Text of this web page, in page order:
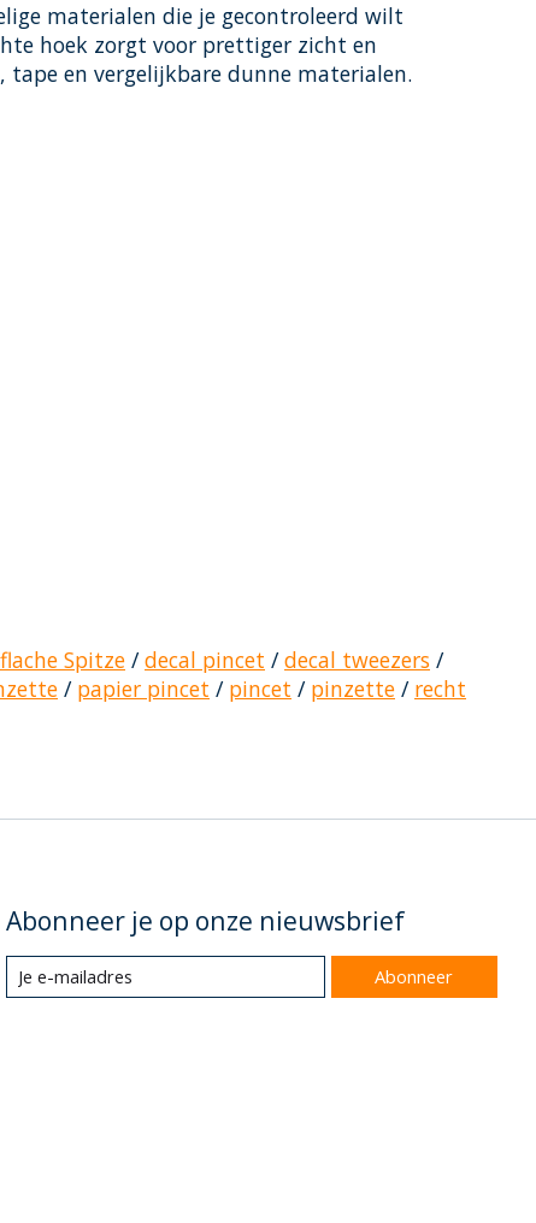
materialen die je gecontroleerd wilt
hoek zorgt voor prettiger zicht en
en vergelijkbare dunne materialen.
Spitze /decal pincet /decal tweezers /
/ papier pincet / pincet / pinzette / recht
Abonneer je op onze nieuwsbrief
Abonneer